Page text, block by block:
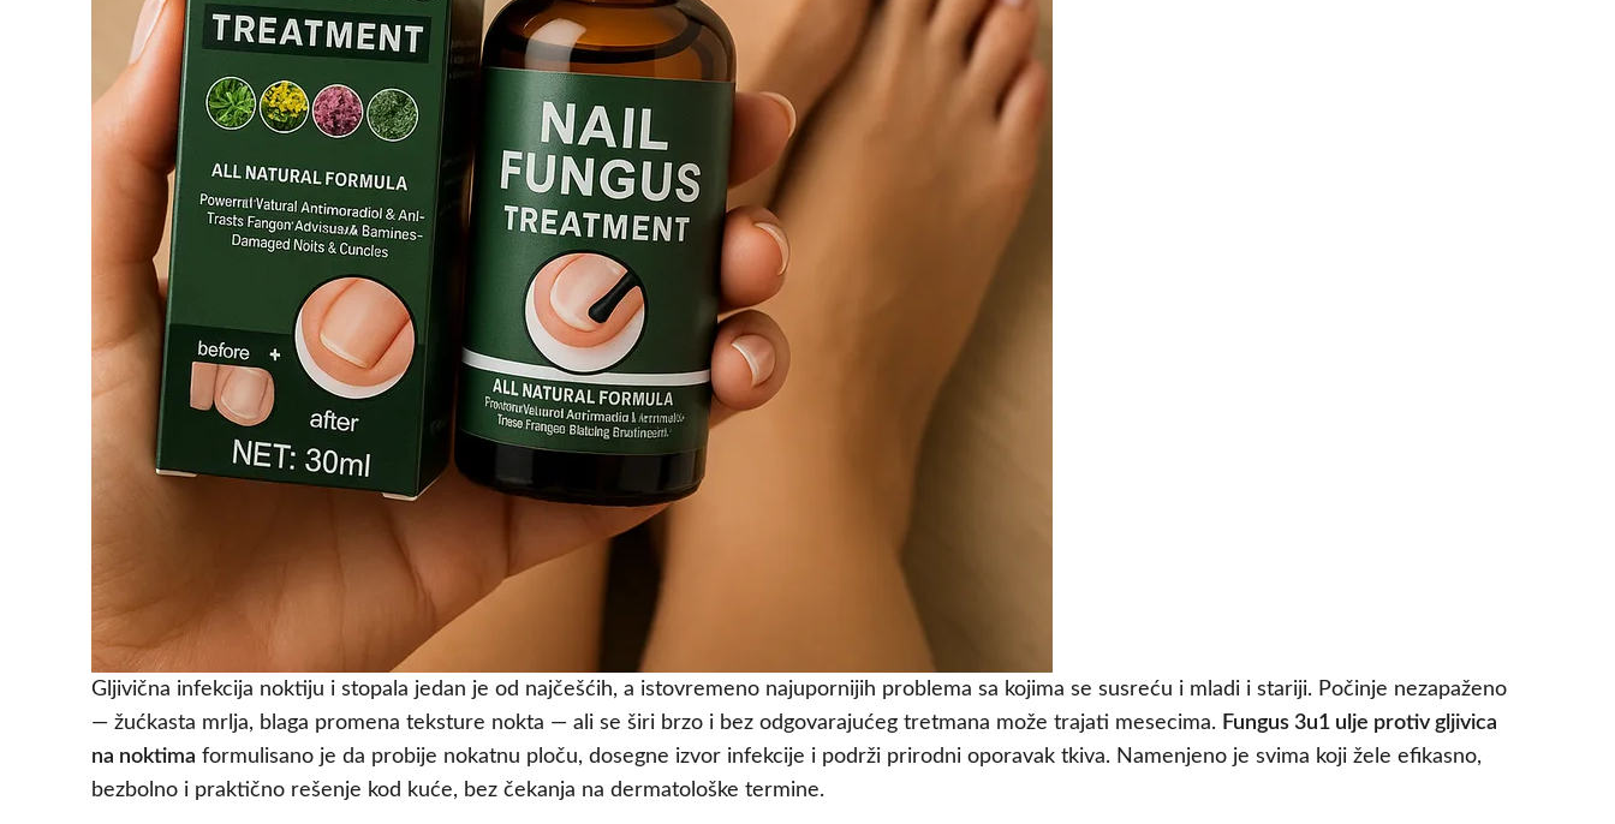
Gljivična infekcija noktiju i stopala jedan je od najčešćih, a istovremeno najupornijih problema sa kojima se susreću i mladi i stariji. Počinje nezapaženo
— žućkasta mrlja, blaga promena teksture nokta — ali se širi brzo i bez odgovarajućeg tretmana može trajati mesecima. Fungus 3u1 ulje protiv gljivica
na noktima formulisano je da probije nokatnu ploču, dosegne izvor infekcije i podrži prirodni oporavak tkiva. Namenjeno je svima koji žele efikasno,
bezbolno i praktično rešenje kod kuće, bez čekanja na dermatološke termine.